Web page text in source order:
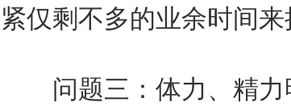
紧仅剩不多的业余时间来
问题三：体力、精力